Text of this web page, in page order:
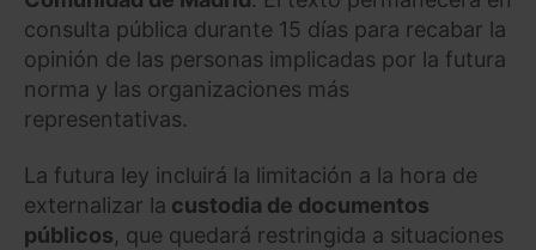
consulta pública durante 15 días para recabar la
opinión de las personas implicadas por la futura
norma y las organizaciones más
representativas.
La futura ley incluirá la limitación a la hora de
externalizar la custodia de documentos
públicos, que quedará restringida a situaciones